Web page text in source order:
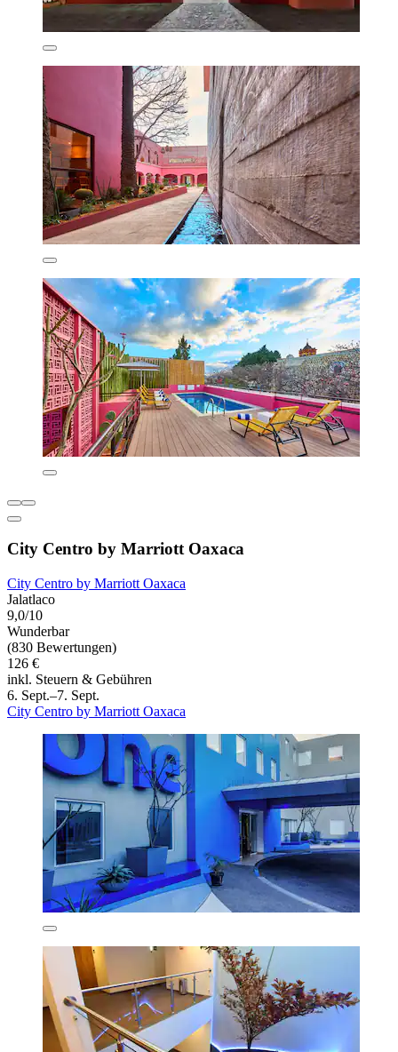
City Centro by Marriott Oaxaca
City Centro by Marriott Oaxaca
Jalatlaco
9,0/10
Wunderbar
(830 Bewertungen)
126 €
inkl. Steuern & Gebühren
6. Sept.–7. Sept.
City Centro by Marriott Oaxaca